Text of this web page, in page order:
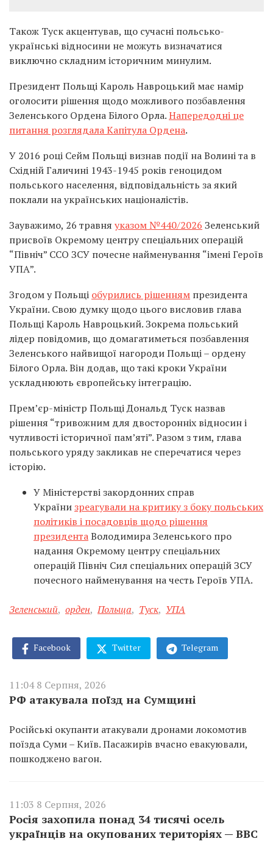
Також Туск акцентував, що сучасні польсько-
українські відносини не можуть визначатися
виключно складним історичним минулим.
Президент Польщі Кароль Навроцький має намір
оголосити рішення щодо можливого позбавлення
Зеленського Ордена Білого Орла.Напередодні це
питання розглядала Капітула Ордена.
У 2016 році Сейм Польщі визнав події на Волині та в
Східній Галичині 1943-1945 років геноцидом
польського населення, відповідальність за який
поклали на українських націоналістів.
Зауважимо, 26 травня указом №440/2026 Зеленський
присвоїв Окремому центру спеціальних операцій
“Північ” ССО ЗСУ почесне найменування “імені Героїв
УПА”.
Згодом у Польщі обурились рішенням президента
України. Свою думку щодо цього висловив глава
Польщі Кароль Навроцький. Зокрема польський
лідер повідомив, що домагатиметься позбавлення
Зеленського найвищої нагороди Польщі – ордену
Білого Орла. Він додав, що такі кроки України
ускладнюють європейську інтеграцію.
Прем’єр-міністр Польщі Дональд Туск назвав
рішення “тривожним для двосторонніх відносин і
чутливості історичної пам’яті”. Разом з тим, глава
польського уряду закликав не сперечатися через
історію.
У Міністерстві закордонних справ
Українизреагували на критику з боку польських
політиків і посадовців щодо рішення
президентаВолодимира Зеленського про
надання Окремому центру спеціальних
операцій Північ Сил спеціальних операцій ЗСУ
почесного найменування на честь Героїв УПА.
Зеленський, орден, Польща, Туск, УПА
Facebook Twitter Telegram
11:04 8 Серпня, 2026
РФ атакувала поїзд на Сумщині
Російські окупанти атакували дронами локомотив
поїзда Суми – Київ. Пасажирів вчасно евакуювали,
пошкоджено вагон.
11:03 8 Серпня, 2026
Росія захопила понад 34 тисячі осель
українців на окупованих територіях — BBC